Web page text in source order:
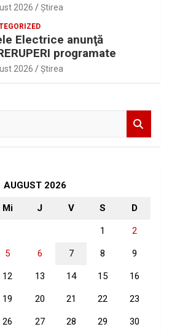
2026 Ştirea
Electrice anunţă
programate
2026 Ştirea
AUGUST 2026
Mi J V S D
1 2
5 6 7 8 9
12 13 14 15 16
19 20 21 22 23
26 27 28 29 30